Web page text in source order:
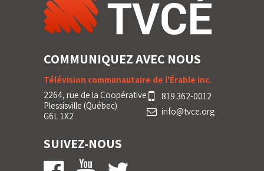
COMMUNIQUEZ AVEC NOUS
Télévision communautaire de l'Érable inc.
2264, rue de la Coopérative
Plessisville (Québec)
G6L 1X2
819 362-0012
info@tvce.org
SUIVEZ-NOUS